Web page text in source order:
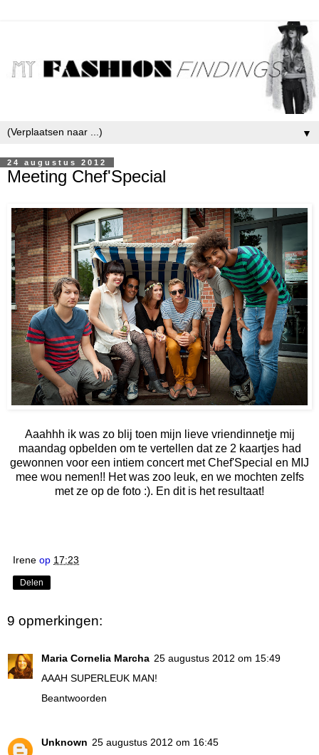
▼
24 augustus 2012
Meeting Chef'Special
Aaahhh ik was zo blij toen mijn lieve vriendinnetje mij
maandag opbelden om te vertellen dat ze 2 kaartjes had
gewonnen voor een intiem concert met Chef'Special en MIJ
mee wou nemen!! Het was zoo leuk, en we mochten zelfs
met ze op de foto :). En dit is het resultaat!
Irene op 17:23
Delen
9 opmerkingen:
Maria Cornelia Marcha 25 augustus 2012 om 15:49
AAAH SUPERLEUK MAN!
Beantwoorden
Unknown 25 augustus 2012 om 16:45